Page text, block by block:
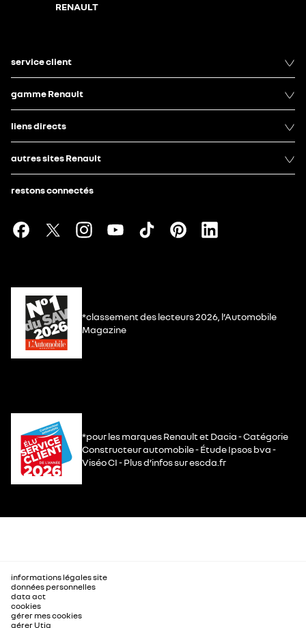
RENAULT
service client
gamme Renault
liens directs
autres sites Renault
restons connectés
*classement des lecteurs 2026, l’Automobile
Magazine
*pour les marques Renault et Dacia - Catégorie
Constructeur automobile - Étude Ipsos bva -
Viséo CI - Plus d’infos sur escda.fr
informations légales site
données personnelles
data act
cookies
gérer mes cookies
gérer Utiq